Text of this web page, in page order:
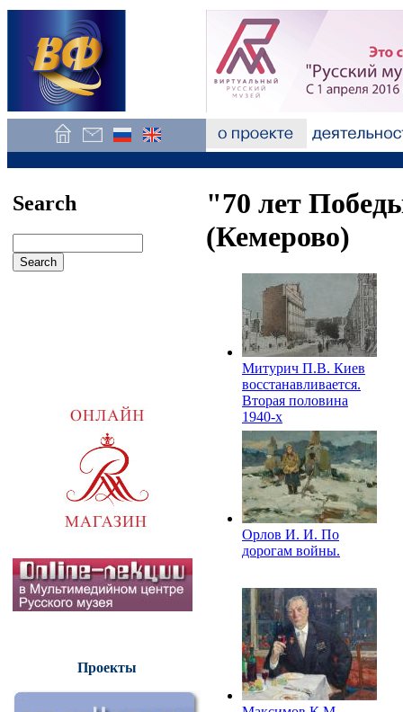
Search
Проекты
"70 лет
(Кемерово)
Митурич П.В. Киев
восстанавливается.
Вторая половина
1940-х
Орлов И. И. По
дорогам войны.